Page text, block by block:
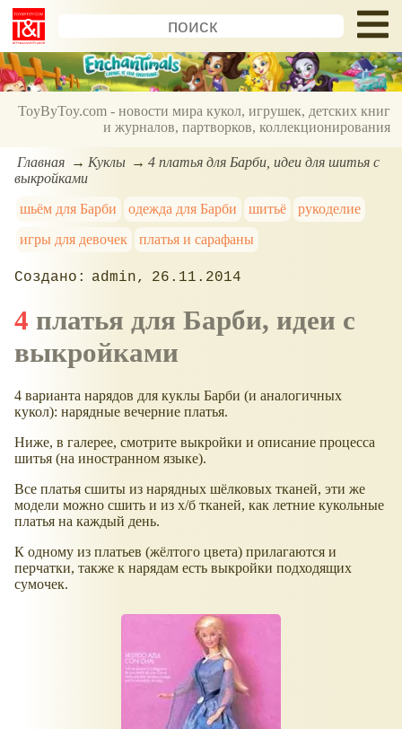
ToyByToy.com - новости мира кукол, игрушек, детских книг
и журналов, партворков, коллекционирования
Главная Куклы
4 платья для Барби, идеи для шитья с
выкройками
шьём для Барби
одежда для Барби шитьё
рукоделие
игры для девочек
платья и сарафаны
admin 26.11.2014
4 платья для Барби, идеи с
выкройками
4 варианта нарядов для куклы Барби (и аналогичных
кукол): нарядные вечерние платья.
Ниже, в галерее, смотрите выкройки и описание процесса
шитья (на иностранном языке).
Все платья сшиты из нарядных шёлковых тканей, эти же
модели можно сшить и из х/б тканей, как летние кукольные
платья на каждый день.
К одному из платьев (жёлтого цвета) прилагаются и
перчатки, также к нарядам есть выкройки подходящих
сумочек.